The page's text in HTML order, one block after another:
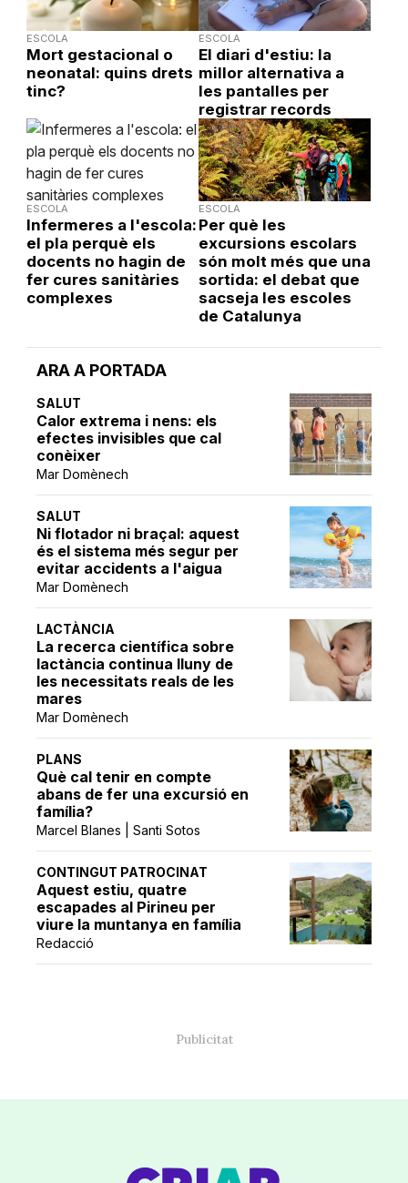
ARA A PORTADA
SALUT
Calor extrema i nens: els
efectes invisibles que cal
conèixer
Mar Domènech
SALUT
Ni flotador ni braçal: aquest
és el sistema més segur per
evitar accidents a l'aigua
Mar Domènech
LACTÀNCIA
La recerca científica sobre
lactància continua lluny de
les necessitats reals de les
mares
Mar Domènech
PLANS
Què cal tenir en compte
abans de fer una excursió en
família?
Marcel Blanes | Santi Sotos
CONTINGUT PATROCINAT
Aquest estiu, quatre
escapades al Pirineu per
viure la muntanya en família
Redacció
ESCOLA
Mort gestacional o
neonatal: quins drets
tinc?
ESCOLA
El diari d'estiu: la
millor alternativa a
les pantalles per
registrar records
ESCOLA
Infermeres a l'escola:
el pla perquè els
docents no hagin de
fer cures sanitàries
complexes
ESCOLA
Per què les
excursions escolars
són molt més que una
sortida: el debat que
sacseja les escoles
de Catalunya